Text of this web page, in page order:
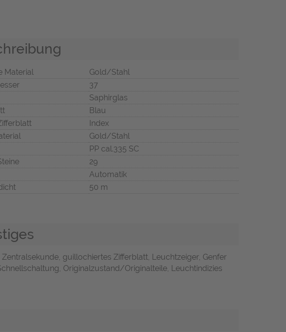
Material
Gold/Stahl
37
Saphirglas
Blau
Index
Gold/Stahl
PP cal.335 SC
29
Automatik
50 m
Zentralsekunde, guillochiertes Zifferblatt, Leuchtzeiger, Genfer
Originalzustand/Originalteile, Leuchtindizies